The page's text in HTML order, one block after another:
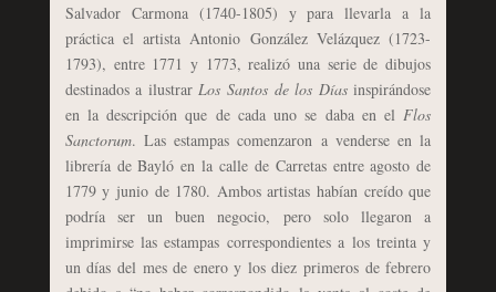
Salvador Carmona (1740-1805) y para llevarla a la
práctica el artista Antonio González Velázquez (1723-
1793), entre 1771 y 1773, realizó una serie de dibujos
destinados a ilustrarLos Santos de los Díasinspirándose
en la descripción que de cada uno se daba en elFlos
Sanctorum. Las estampas comenzaron a venderse en la
librería de Bayló en la calle de Carretas entre agosto de
1779 y junio de 1780. Ambos artistas habían creído que
podría ser un buen negocio, pero solo llegaron a
imprimirse las estampas correspondientes a los treinta y
un días del mes de enero y los diez primeros de febrero